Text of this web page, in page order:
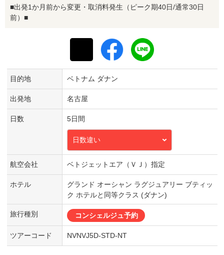
■出発1か月前から変更・取消料発生（ピーク期40日/通常30日
前）■
目的地 ベトナム ダナン
出発地 名古屋
日数 5日間
日数違い
航空会社 ベトジェットエア（ＶＪ）指定
ホテル
グランド オーシャン ラグジュアリー ブティッ
ク ホテルと同等クラス (ダナン)
旅行種別 コンシェルジュ予約
ツアーコード NVNVJ5D-STD-NT